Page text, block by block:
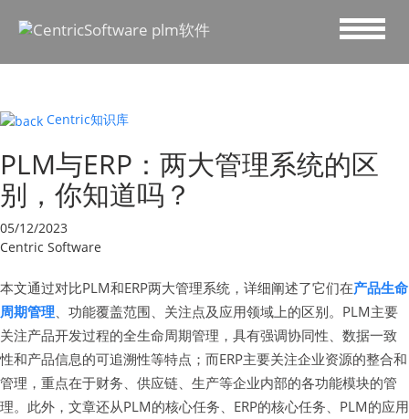
Centric知识库
PLM与ERP：两大管理系统的区
别，你知道吗？
05/12/2023
Centric Software
本文通过对比PLM和ERP两大管理系统，详细阐述了它们在产品生命
周期管理 、功能覆盖范围、关注点及应用领域上的区别。PLM主要
关注产品开发过程的全生命周期管理，具有强调协同性、数据一致
性和产品信息的可追溯性等特点；而ERP主要关注企业资源的整合和
管理，重点在于财务、供应链、生产等企业内部的各功能模块的管
理。此外，文章还从PLM的核心任务、ERP的核心任务、PLM的应用